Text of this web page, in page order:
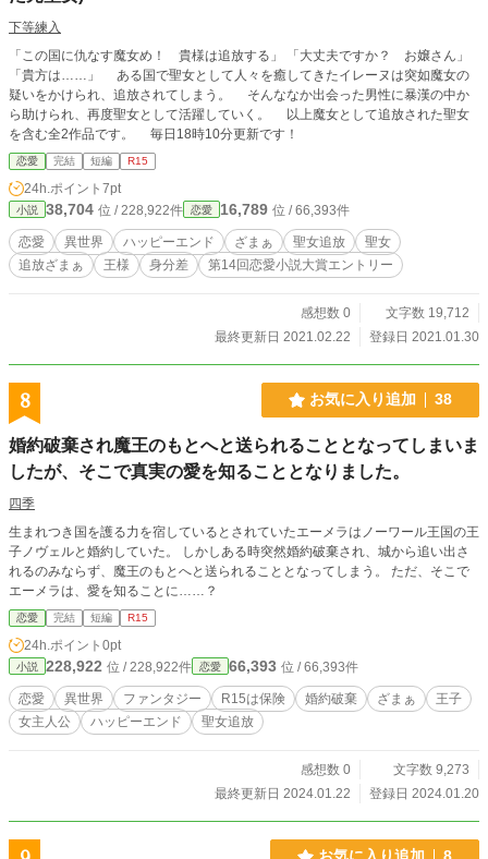
下等練入
「この国に仇なす魔女め！ 貴様は追放する」 「大丈夫ですか？ お嬢さん」
「貴方は……」 ある国で聖女として人々を癒してきたイレーヌは突如魔女の
疑いをかけられ、追放されてしまう。 そんななか出会った男性に暴漢の中か
ら助けられ、再度聖女として活躍していく。 以上魔女として追放された聖女
を含む全2作品です。 毎日18時10分更新です！
恋愛 完結 短編 R15
24h.ポイント 7pt
小説 38,704 位 / 228,922件 恋愛 16,789 位 / 66,393件
恋愛 異世界 ハッピーエンド ざまぁ 聖女追放
聖女
追放ざまぁ
王様 身分差 第14回恋愛小説大賞エントリー
感想数 0
文字数 19,712
最終更新日 2021.02.22
登録日 2021.01.30
8 お気に入り追加 38
婚約破棄され魔王のもとへと送られることとなってしまいま
したが、そこで真実の愛を知ることとなりました。
四季
生まれつき国を護る力を宿しているとされていたエーメラはノーワール王国の王
子ノヴェルと婚約していた。 しかしある時突然婚約破棄され、城から追い出さ
れるのみならず、魔王のもとへと送られることとなってしまう。 ただ、そこで
エーメラは、愛を知ることに……？
恋愛 完結 短編 R15
24h.ポイント 0pt
小説 228,922 位 / 228,922件 恋愛 66,393 位 / 66,393件
恋愛 異世界 ファンタジー R15は保険 婚約破棄 ざまぁ
王子
女主人公
ハッピーエンド 聖女追放
感想数 0
文字数 9,273
最終更新日 2024.01.22
登録日 2024.01.20